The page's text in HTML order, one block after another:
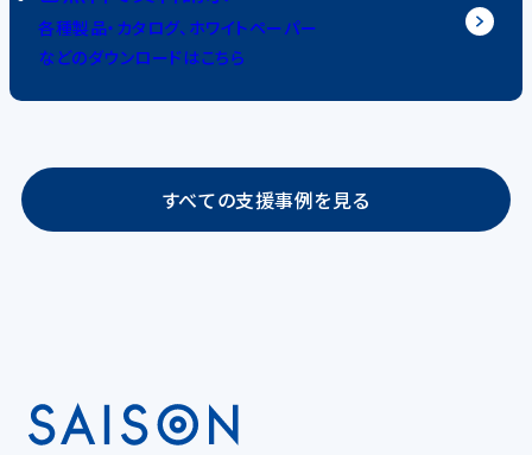
各種製品・カタログ、ホワイトペーパー
などのダウンロードはこちら
すべての支援事例を見る